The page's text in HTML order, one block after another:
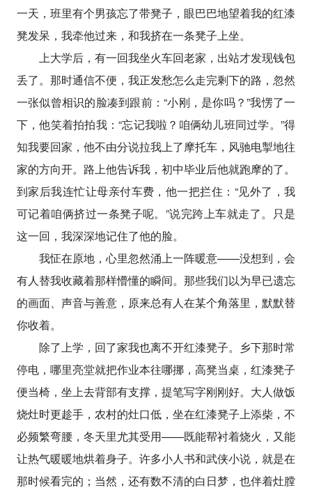
一天，班里有个男孩忘了带凳子，眼巴巴地望着我的红漆
凳发呆，我牵他过来，和我挤在一条凳子上坐。
上大学后，有一回我坐火车回老家，出站才发现钱包
丢了。那时通信不便，我正发愁怎么走完剩下的路，忽然
一张似曾相识的脸凑到跟前：“小刚，是你吗？”我愣了一
下，他笑着拍拍我：“忘记我啦？咱俩幼儿班同过学。”得
知我要回家，他不由分说拉我上了摩托车，风驰电掣地往
家的方向开。路上他告诉我，初中毕业后他就跑摩的了。
到家后我连忙让母亲付车费，他一把拦住：“见外了，我
可记着咱俩挤过一条凳子呢。”说完跨上车就走了。只是
这一回，我深深地记住了他的脸。
我怔在原地，心里忽然涌上一阵暖意——没想到，会
有人替我收藏着那样懵懂的瞬间。那些我们以为早已遗忘
的画面、声音与善意，原来总有人在某个角落里，默默替
你收着。
除了上学，回了家我也离不开红漆凳子。乡下那时常
停电，哪里亮堂就把作业本往哪挪，高凳当桌，红漆凳子
便当椅，坐上去背部有支撑，提笔写字刚刚好。大人做饭
烧灶时更趁手，农村的灶口低，坐在红漆凳子上添柴，不
必频繁弯腰，冬天里尤其受用——既能帮衬着烧火，又能
让热气暖暖地烘着身子。许多小人书和武侠小说，就是在
那时候看完的；当然，还有数不清的白日梦，也伴着灶膛